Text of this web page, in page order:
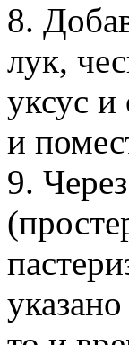
8.
лук,
уксус
и
9.